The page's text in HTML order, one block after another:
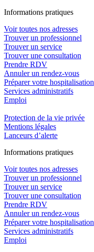
Informations pratiques
Voir toutes nos adresses
Trouver un professionnel
Trouver un service
Trouver une consultation
Prendre RDV
Annuler un rendez-vous
Préparer votre hospitalisation
Services administratifs
Emploi​
Protection de la vie privée
Mentions légales
Lanceurs d’alerte
Informations pratiques
Voir toutes nos adresses
Trouver un professionnel
Trouver un service
Trouver une consultation
Prendre RDV
Annuler un rendez-vous
Préparer votre hospitalisation
Services administratifs
Emploi​